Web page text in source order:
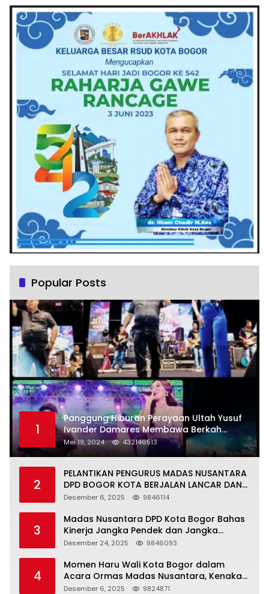
Popular Posts
1
Panggung Hiburan Perayaan Ultah Yusuf
Ivander Damares Membawa Berkah
Warga Kejapanan
Mei 19, 2024 432146513
2
PELANTIKAN PENGURUS MADAS NUSANTARA
DPD BOGOR KOTA BERJALAN LANCAR DAN
KHIDMAT
Desember 6, 2025 9846114
3
Madas Nusantara DPD Kota Bogor Bahas
Kinerja Jangka Pendek dan Jangka
Panjang
Desember 24, 2025 9846093
4
Momen Haru Wali Kota Bogor dalam
Acara Ormas Madas Nusantara, Kenakan
Peci Hitam Tinggi sebagai Simbol
Desember 6, 2025 9824871